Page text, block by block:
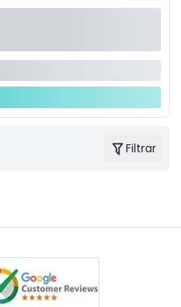
Filtrar